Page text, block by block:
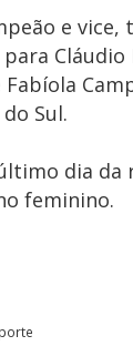
e
Cláudio
Sul.
dia
feminino.